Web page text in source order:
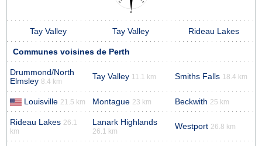
Tay Valley Tay Valley Rideau Lakes
Communes voisines de Perth
Drummond/North
Elmsley 8.4 km
Tay Valley 11.1 km Smiths Falls 18.4 km
Louisville 21.5 km Montague 23 km Beckwith 25 km
Rideau Lakes 26.1
km
Lanark Highlands
26.1 km
Westport 26.8 km